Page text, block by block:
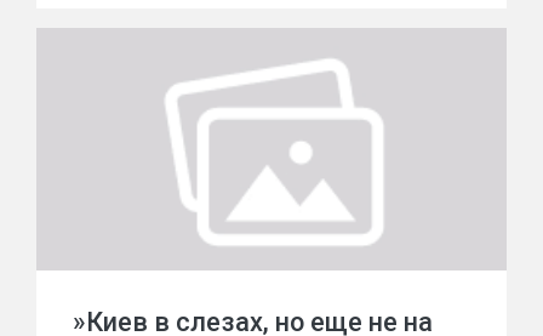
»Киев в слезах, но еще не на